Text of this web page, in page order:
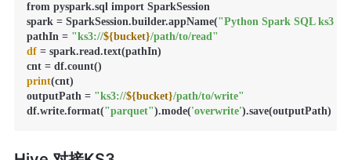
from pyspark.sql import SparkSession
spark = SparkSession.builder.appName("Python Spark SQL ks3
pathIn = "ks3://${bucket}/path/to/read"
df = spark.read.text(pathIn)
print(cnt)
outputPath = "ks3://${bucket}/path/to/write"
df.write.format("parquet").mode('overwrite').save(outputPath)